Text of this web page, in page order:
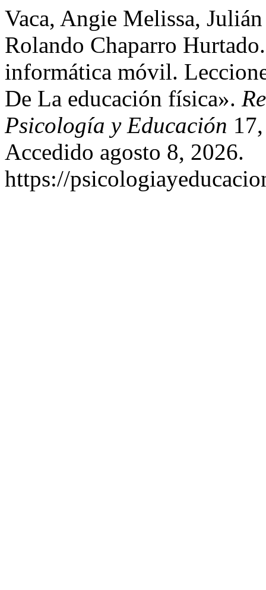
Vaca, Angie Melissa,
Rolando Chaparro
informática móvil.
De La educación física».
Psicología y Educación
Accedido agosto 8, 2026.
https://